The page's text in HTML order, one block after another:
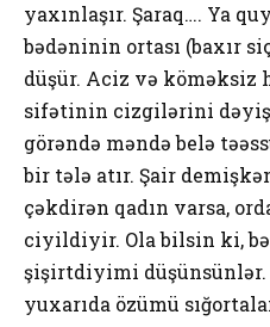
yaxınlaşır. Şaraq…. Ya
bədəninin ortası (baxır
düşür. Aciz və
sifətinin cizgilərini
görəndə məndə belə
bir tələ atır. Şair
çəkdirən qadın varsa,
ciyildiyir. Ola bilsin ki,
şişirtdiyimi
yuxarıda özümü